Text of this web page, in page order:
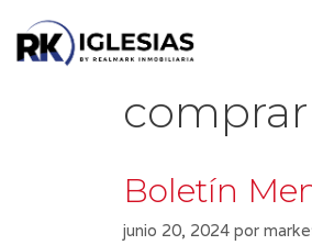
contenido
Boletín
junio 20, 2024 por